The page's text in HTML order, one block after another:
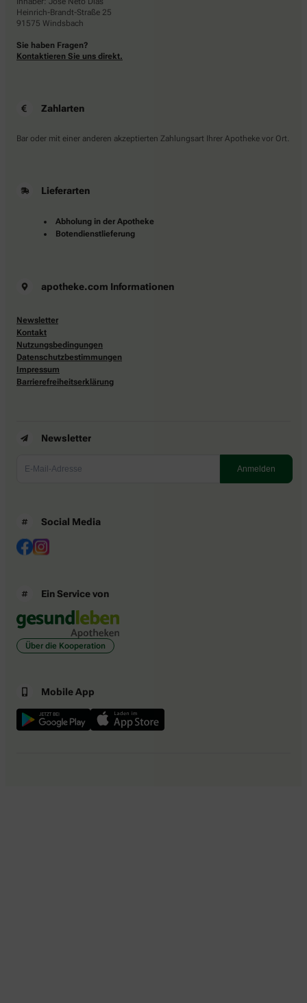
Heinrich-Brandt-Straße 25
91575 Windsbach
Sie haben Fragen?
Kontaktieren Sie uns direkt.
Zahlarten
Bar oder mit einer anderen akzeptierten Zahlungsart Ihrer Apotheke vor Ort.
Lieferarten
Abholung in der Apotheke
Botendienstlieferung
apotheke.com Informationen
Newsletter
Kontakt
Nutzungsbedingungen
Datenschutzbestimmungen
Impressum
Barrierefreiheitserklärung
Newsletter
Social Media
Ein Service von
Über die Kooperation
Mobile App